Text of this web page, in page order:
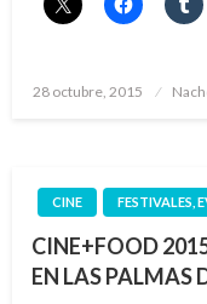
Publicado
28 octubre, 2015
CINE FESTIVALES,
CINE+FOOD
EN LAS PALMAS